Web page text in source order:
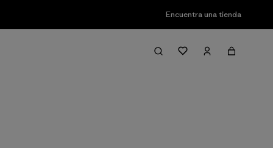
Encuentra una tienda
Filter & Sort